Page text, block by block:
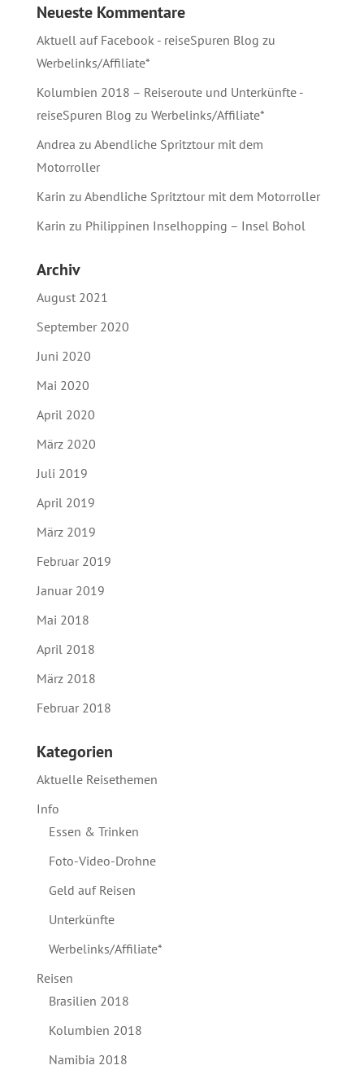
Neueste Kommentare
Aktuell auf Facebook - reiseSpuren Blog zu
Werbelinks/Affiliate*
Kolumbien 2018 – Reiseroute und Unterkünfte -
reiseSpuren Blog zu Werbelinks/Affiliate*
Andrea zu Abendliche Spritztour mit dem
Motorroller
Karin zu Abendliche Spritztour mit dem Motorroller
Karin zu Philippinen Inselhopping – Insel Bohol
Archiv
August 2021
September 2020
Juni 2020
Mai 2020
April 2020
März 2020
Juli 2019
April 2019
März 2019
Februar 2019
Januar 2019
Mai 2018
April 2018
März 2018
Februar 2018
Kategorien
Aktuelle Reisethemen
Info
Essen & Trinken
Foto-Video-Drohne
Geld auf Reisen
Unterkünfte
Werbelinks/Affiliate*
Reisen
Brasilien 2018
Kolumbien 2018
Namibia 2018